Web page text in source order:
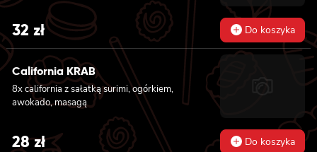
32 zł Do koszyka
California KRAB
8x california z sałatką surimi, ogórkiem,
awokado, masagą
28zł Do koszyka